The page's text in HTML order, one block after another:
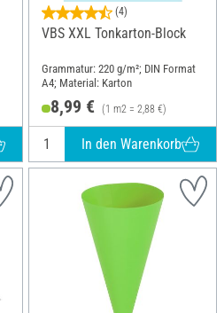
(4)
VBS XXL Tonkarton-Block
Grammatur: 220 g/m²; DIN Format
A4; Material: Karton
8,99 € (1 m2 = 2,88 €)
In den Warenkorb